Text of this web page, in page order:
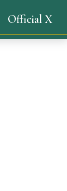
Official X